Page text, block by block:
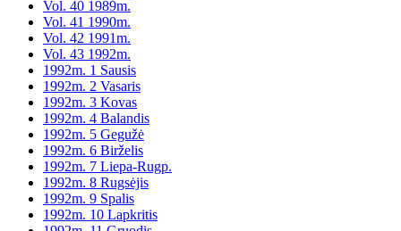
Vol. 40 1989m.
Vol. 41 1990m.
Vol. 42 1991m.
Vol. 43 1992m.
1992m. 1 Sausis
1992m. 2 Vasaris
1992m. 3 Kovas
1992m. 4 Balandis
1992m. 5 Gegužė
1992m. 6 Birželis
1992m. 7 Liepa-Rugp.
1992m. 8 Rugsėjis
1992m. 9 Spalis
1992m. 10 Lapkritis